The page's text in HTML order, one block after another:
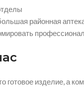
районная
готовое изделие, а